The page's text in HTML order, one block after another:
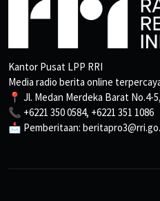
Kantor Pusat LPP RRI
Media radio berita online
📍 Jl. Medan Merdeka Barat No.4-
📞 +6221 350 0584, +6221 351 1086
📩 Pemberitaan: